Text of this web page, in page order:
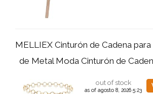
MELLIEX Cinturón de Cadena
de Metal Moda Cinturón de
out of stock
as of agosto 8, 2026 5:23